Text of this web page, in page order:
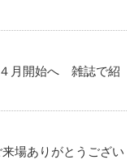
４月開始へ 雑誌で紹
来場ありがとうござい